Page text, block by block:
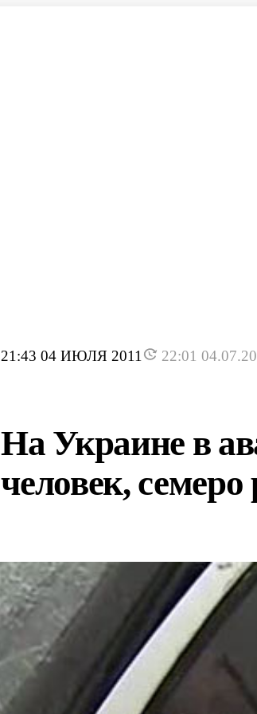
21:43 04 ИЮЛЯ 2011 22:01
На Украине в
человек,